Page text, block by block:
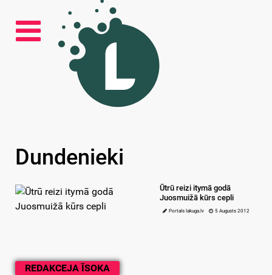
REDAKCEJA ĪSOKA
Dundenieki
Ūtrū reizi itymā godā
Juosmuižā kūrs cepli
Portals lakuga.lv 5 Augusts 2012